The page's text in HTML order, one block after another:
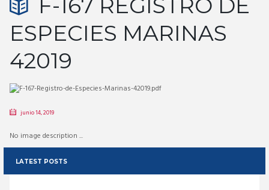
F-167 REGISTRO DE
ESPECIES MARINAS
42019
junio 14, 2019
No image description ...
LATEST POSTS